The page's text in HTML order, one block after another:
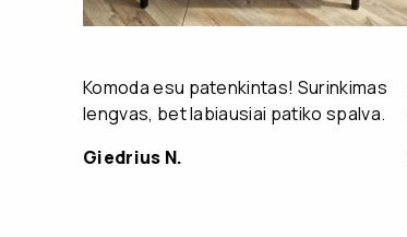
Komoda esu patenkintas! Surinkimas
lengvas, bet labiausiai patiko spalva.
Giedrius N.